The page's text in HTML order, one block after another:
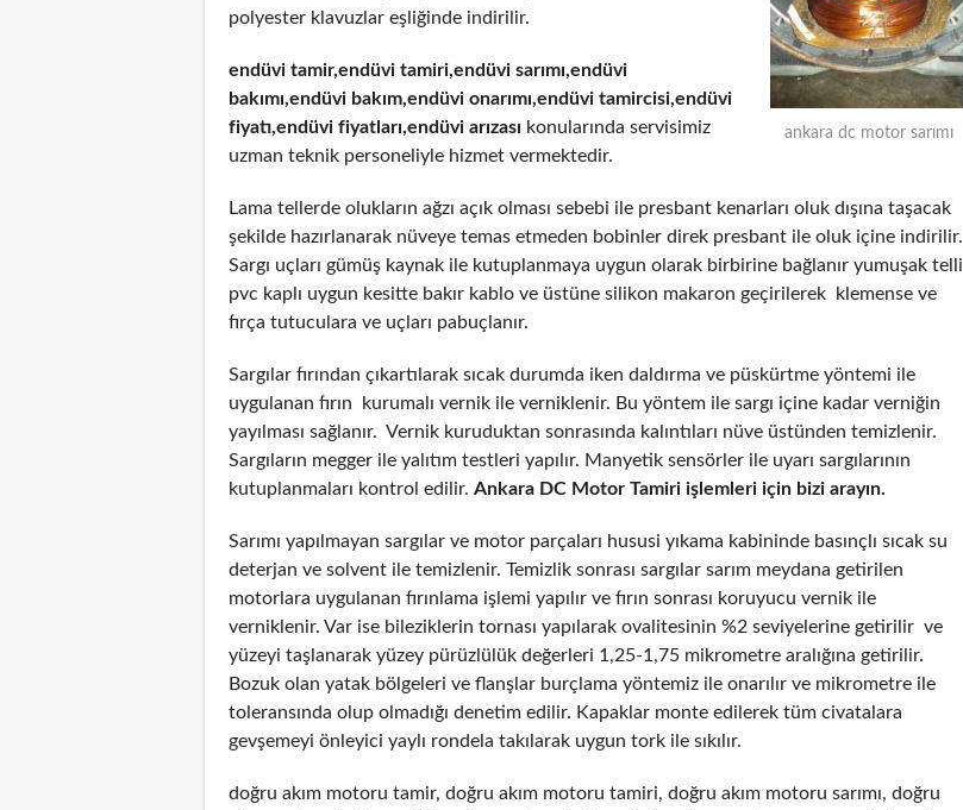
ankara dc motor sarımı
polyester klavuzlar eşliğinde indirilir.
endüvi tamir,endüvi tamiri,endüvi sarımı,endüvi
bakımı,endüvi bakım,endüvi onarımı,endüvi tamircisi,endüvi
fiyatı,endüvi fiyatları,endüvi arızası konularında servisimiz
uzman teknik personeliyle hizmet vermektedir.
Lama tellerde olukların ağzı açık olması sebebi ile presbant kenarları oluk dışına taşacak
şekilde hazırlanarak nüveye temas etmeden bobinler direk presbant ile oluk içine indirilir.
Sargı uçları gümüş kaynak ile kutuplanmaya uygun olarak birbirine bağlanır yumuşak telli
pvc kaplı uygun kesitte bakır kablo ve üstüne silikon makaron geçirilerek klemense ve
fırça tutuculara ve uçları pabuçlanır.
Sargılar fırından çıkartılarak sıcak durumda iken daldırma ve püskürtme yöntemi ile
uygulanan fırın kurumalı vernik ile verniklenir. Bu yöntem ile sargı içine kadar verniğin
yayılması sağlanır. Vernik kuruduktan sonrasında kalıntıları nüve üstünden temizlenir.
Sargıların megger ile yalıtım testleri yapılır. Manyetik sensörler ile uyarı sargılarının
kutuplanmaları kontrol edilir. Ankara DC Motor Tamiri işlemleri için bizi arayın.
Sarımı yapılmayan sargılar ve motor parçaları hususi yıkama kabininde basınçlı sıcak su
deterjan ve solvent ile temizlenir. Temizlik sonrası sargılar sarım meydana getirilen
motorlara uygulanan fırınlama işlemi yapılır ve fırın sonrası koruyucu vernik ile
verniklenir. Var ise bileziklerin tornası yapılarak ovalitesinin %2 seviyelerine getirilir ve
yüzeyi taşlanarak yüzey pürüzlülük değerleri 1,25-1,75 mikrometre aralığına getirilir.
Bozuk olan yatak bölgeleri ve flanşlar burçlama yöntemiz ile onarılır ve mikrometre ile
toleransında olup olmadığı denetim edilir. Kapaklar monte edilerek tüm civatalara
gevşemeyi önleyici yaylı rondela takılarak uygun tork ile sıkılır.
doğru akım motoru tamir, doğru akım motoru tamiri, doğru akım motoru sarımı, doğru